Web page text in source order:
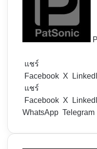
แชร์
Facebook X
แชร์
Facebook X
WhatsApp Telegram